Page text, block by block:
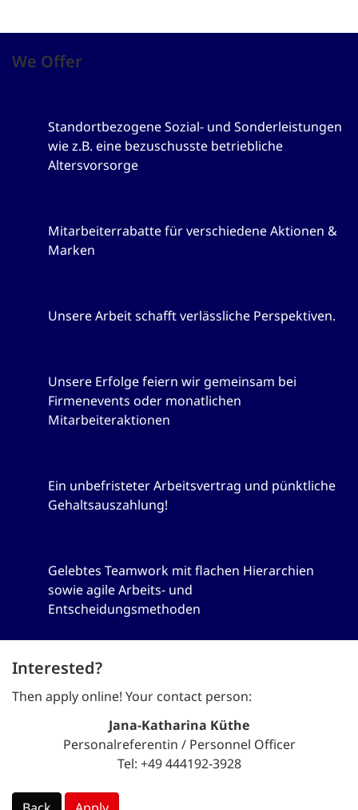
We Offer
Standortbezogene Sozial- und Sonderleistungen
wie z.B. eine bezuschusste betriebliche
Altersvorsorge
Mitarbeiterrabatte für verschiedene Aktionen &
Marken
Unsere Arbeit schafft verlässliche Perspektiven.
Unsere Erfolge feiern wir gemeinsam bei
Firmenevents oder monatlichen
Mitarbeiteraktionen
Ein unbefristeter Arbeitsvertrag und pünktliche
Gehaltsauszahlung!
Gelebtes Teamwork mit flachen Hierarchien
sowie agile Arbeits- und
Entscheidungsmethoden
Interested?
Then apply online! Your contact person:
Jana-Katharina Küthe
Personalreferentin / Personnel Officer
Tel: +49 444192-3928